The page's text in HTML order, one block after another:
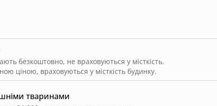
тваринами
безкоштовно, не враховуються у місткість.
ціною, враховуються у місткість будинку.